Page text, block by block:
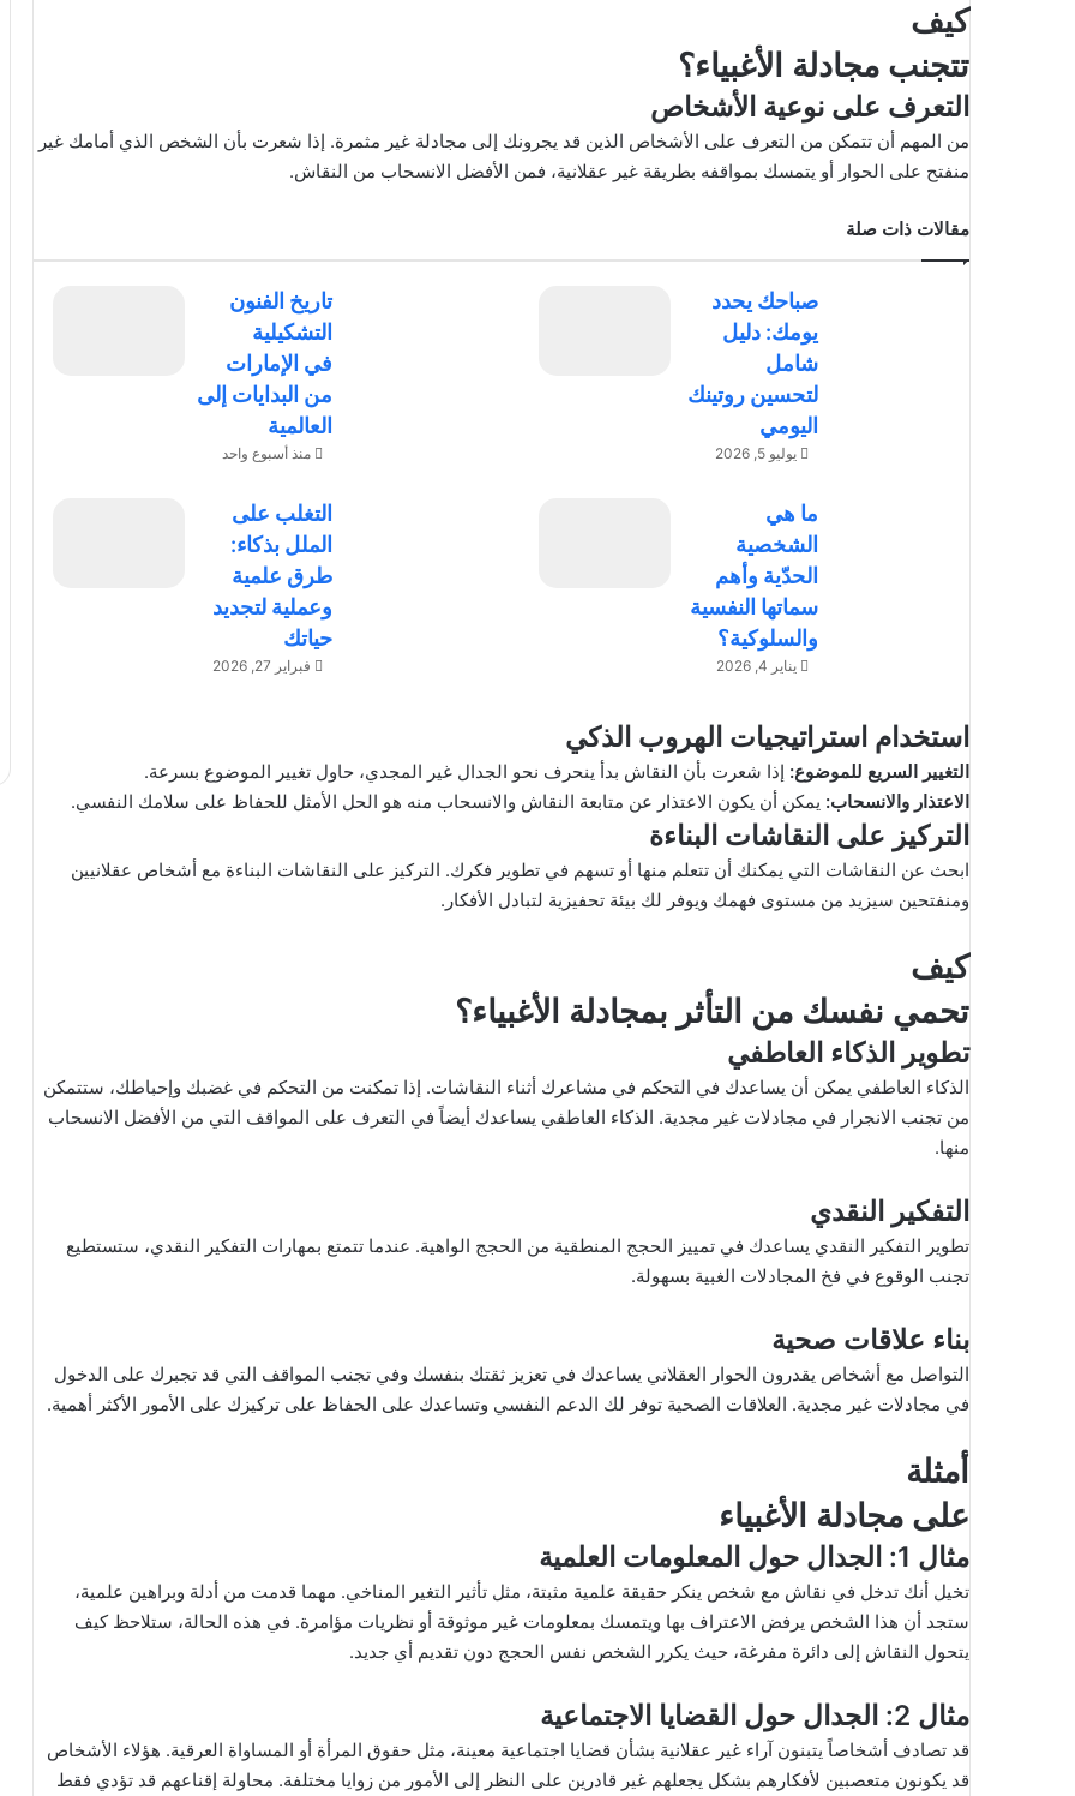
كيف
تتجنب مجادلة الأغبياء؟
التعرف على نوعية الأشخاص
من المهم أن تتمكن من التعرف على الأشخاص الذين قد يجرونك إلى مجادلة غير مثمرة. إذا شعرت بأن الشخص الذي أمامك غير
منفتح على الحوار أو يتمسك بمواقفه بطريقة غير عقلانية، فمن الأفضل الانسحاب من النقاش.
مقالات ذات صلة
تاريخ الفنون
التشكيلية
في الإمارات
من البدايات إلى
العالمية
منذ أسبوع واحد
صباحك يحدد
يومك: دليل
شامل
لتحسين روتينك
اليومي
يوليو 5, 2026
التغلب على
الملل بذكاء:
طرق علمية
وعملية لتجديد
حياتك
فبراير 27, 2026
ما هي
الشخصية
الحدّية وأهم
سماتها النفسية
والسلوكية؟
يناير 4, 2026
استخدام استراتيجيات الهروب الذكي
التغيير السريع للموضوع: إذا شعرت بأن النقاش بدأ ينحرف نحو الجدال غير المجدي، حاول تغيير الموضوع بسرعة.
الاعتذار والانسحاب: يمكن أن يكون الاعتذار عن متابعة النقاش والانسحاب منه هو الحل الأمثل للحفاظ على سلامك النفسي.
التركيز على النقاشات البناءة
ابحث عن النقاشات التي يمكنك أن تتعلم منها أو تسهم في تطوير فكرك. التركيز على النقاشات البناءة مع أشخاص عقلانيين
ومنفتحين سيزيد من مستوى فهمك ويوفر لك بيئة تحفيزية لتبادل الأفكار.
كيف
تحمي نفسك من التأثر بمجادلة الأغبياء؟
تطوير الذكاء العاطفي
الذكاء العاطفي يمكن أن يساعدك في التحكم في مشاعرك أثناء النقاشات. إذا تمكنت من التحكم في غضبك وإحباطك، ستتمكن
من تجنب الانجرار في مجادلات غير مجدية. الذكاء العاطفي يساعدك أيضاً في التعرف على المواقف التي من الأفضل الانسحاب
منها.
التفكير النقدي
تطوير التفكير النقدي يساعدك في تمييز الحجج المنطقية من الحجج الواهية. عندما تتمتع بمهارات التفكير النقدي، ستستطيع
تجنب الوقوع في فخ المجادلات الغبية بسهولة.
بناء علاقات صحية
التواصل مع أشخاص يقدرون الحوار العقلاني يساعدك في تعزيز ثقتك بنفسك وفي تجنب المواقف التي قد تجبرك على الدخول
في مجادلات غير مجدية. العلاقات الصحية توفر لك الدعم النفسي وتساعدك على الحفاظ على تركيزك على الأمور الأكثر أهمية.
أمثلة
على مجادلة الأغبياء
مثال 1: الجدال حول المعلومات العلمية
تخيل أنك تدخل في نقاش مع شخص ينكر حقيقة علمية مثبتة، مثل تأثير التغير المناخي. مهما قدمت من أدلة وبراهين علمية،
ستجد أن هذا الشخص يرفض الاعتراف بها ويتمسك بمعلومات غير موثوقة أو نظريات مؤامرة. في هذه الحالة، ستلاحظ كيف
يتحول النقاش إلى دائرة مفرغة، حيث يكرر الشخص نفس الحجج دون تقديم أي جديد.
مثال 2: الجدال حول القضايا الاجتماعية
قد تصادف أشخاصاً يتبنون آراء غير عقلانية بشأن قضايا اجتماعية معينة، مثل حقوق المرأة أو المساواة العرقية. هؤلاء الأشخاص
قد يكونون متعصبين لأفكارهم بشكل يجعلهم غير قادرين على النظر إلى الأمور من زوايا مختلفة. محاولة إقناعهم قد تؤدي فقط